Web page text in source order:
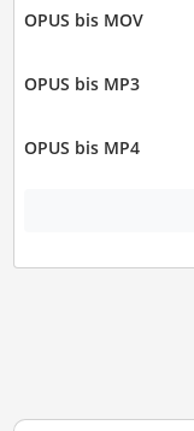
OPUS bis MOV
OPUS bis MP3
OPUS bis MP4